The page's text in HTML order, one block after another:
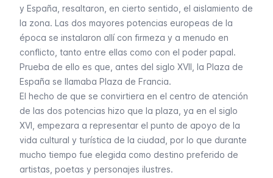
y España, resaltaron, en cierto sentido, el aislamiento de
la zona. Las dos mayores potencias europeas de la
época se instalaron allí con firmeza y a menudo en
conflicto, tanto entre ellas como con el poder papal.
Prueba de ello es que, antes del siglo XVII, la Plaza de
España se llamaba Plaza de Francia.
El hecho de que se convirtiera en el centro de atención
de las dos potencias hizo que la plaza, ya en el siglo
XVI, empezara a representar el punto de apoyo de la
vida cultural y turística de la ciudad, por lo que durante
mucho tiempo fue elegida como destino preferido de
artistas, poetas y personajes ilustres.